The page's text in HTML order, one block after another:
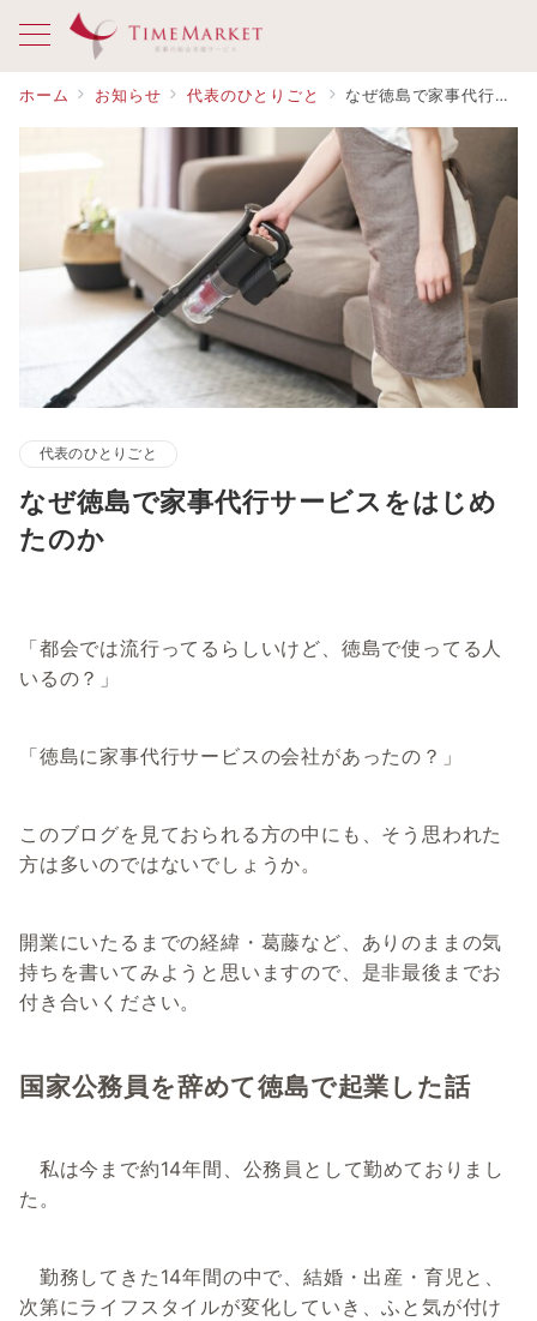
ホーム お知らせ 代表のひとりごと なぜ徳島で家事代行サービスをはじめたのか
代表のひとりごと
なぜ徳島で家事代行サービスをはじめ
たのか
「都会では流行ってるらしいけど、徳島で使ってる人
いるの？」
「徳島に家事代行サービスの会社があったの？」
このブログを見ておられる方の中にも、そう思われた
方は多いのではないでしょうか。
開業にいたるまでの経緯・葛藤など、ありのままの気
持ちを書いてみようと思いますので、是非最後までお
付き合いください。
国家公務員を辞めて徳島で起業した話
私は今まで約14年間、公務員として勤めておりまし
た。
勤務してきた14年間の中で、結婚・出産・育児と、
次第にライフスタイルが変化していき、ふと気が付け